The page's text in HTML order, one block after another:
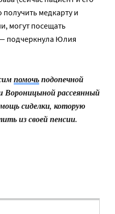
медкарту и
могут посещать
подчеркнула Юлия
помочьподопечной
рассеянный
сиделки, которую
из своей пенсии.